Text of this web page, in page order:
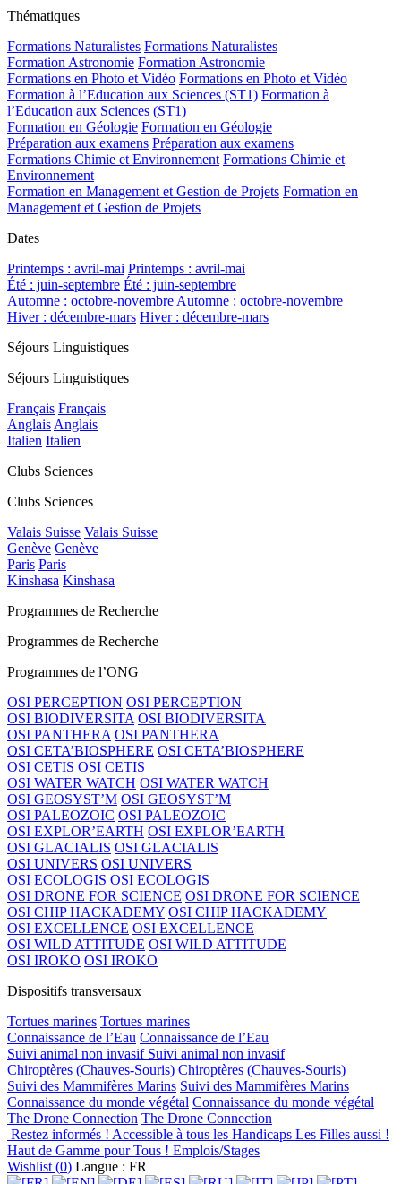
Thématiques
Formations Naturalistes Formations Naturalistes
Formation Astronomie Formation Astronomie
Formations en Photo et Vidéo Formations en Photo et Vidéo
Formation à l’Education aux Sciences (ST1) Formation à
l’Education aux Sciences (ST1)
Formation en Géologie Formation en Géologie
Préparation aux examens Préparation aux examens
Formations Chimie et Environnement Formations Chimie et
Environnement
Formation en Management et Gestion de Projets Formation en
Management et Gestion de Projets
Dates
Printemps : avril-mai Printemps : avril-mai
Été : juin-septembre Été : juin-septembre
Automne : octobre-novembreAutomne : octobre-novembre
Hiver : décembre-mars Hiver : décembre-mars
Séjours Linguistiques
Séjours Linguistiques
Français Français
AnglaisAnglais
Italien Italien
Clubs Sciences
Clubs Sciences
Valais Suisse Valais Suisse
Genève Genève
Paris Paris
Kinshasa Kinshasa
Programmes de Recherche
Programmes de Recherche
Programmes de l’ONG
OSI PERCEPTION OSI PERCEPTION
OSI BIODIVERSITA OSI BIODIVERSITA
OSI PANTHERA OSI PANTHERA
OSI CETA’BIOSPHERE OSI CETA’BIOSPHERE
OSI CETIS OSI CETIS
OSI WATER WATCH OSI WATER WATCH
OSI GEOSYST’M OSI GEOSYST’M
OSI PALEOZOIC OSI PALEOZOIC
OSI EXPLOR’EARTH OSI EXPLOR’EARTH
OSI GLACIALIS OSI GLACIALIS
OSI UNIVERS OSI UNIVERS
OSI ECOLOGIS OSI ECOLOGIS
OSI DRONE FOR SCIENCE OSI DRONE FOR SCIENCE
OSI CHIP HACKADEMY OSI CHIP HACKADEMY
OSI EXCELLENCE OSI EXCELLENCE
OSI WILD ATTITUDE OSI WILD ATTITUDE
OSI IROKO OSI IROKO
Dispositifs transversaux
Tortues marines Tortues marines
Connaissance de l’Eau Connaissance de l’Eau
Suivi animal non invasif Suivi animal non invasif
Chiroptères (Chauves-Souris) Chiroptères (Chauves-Souris)
Suivi des Mammifères Marins Suivi des Mammifères Marins
Connaissance du monde végétal Connaissance du monde végétal
The Drone Connection The Drone Connection
Restez informés ! Accessible à tous les Handicaps Les Filles aussi !
Haut de Gamme pour Tous ! Emplois/Stages
Wishlist (0) Langue : FR